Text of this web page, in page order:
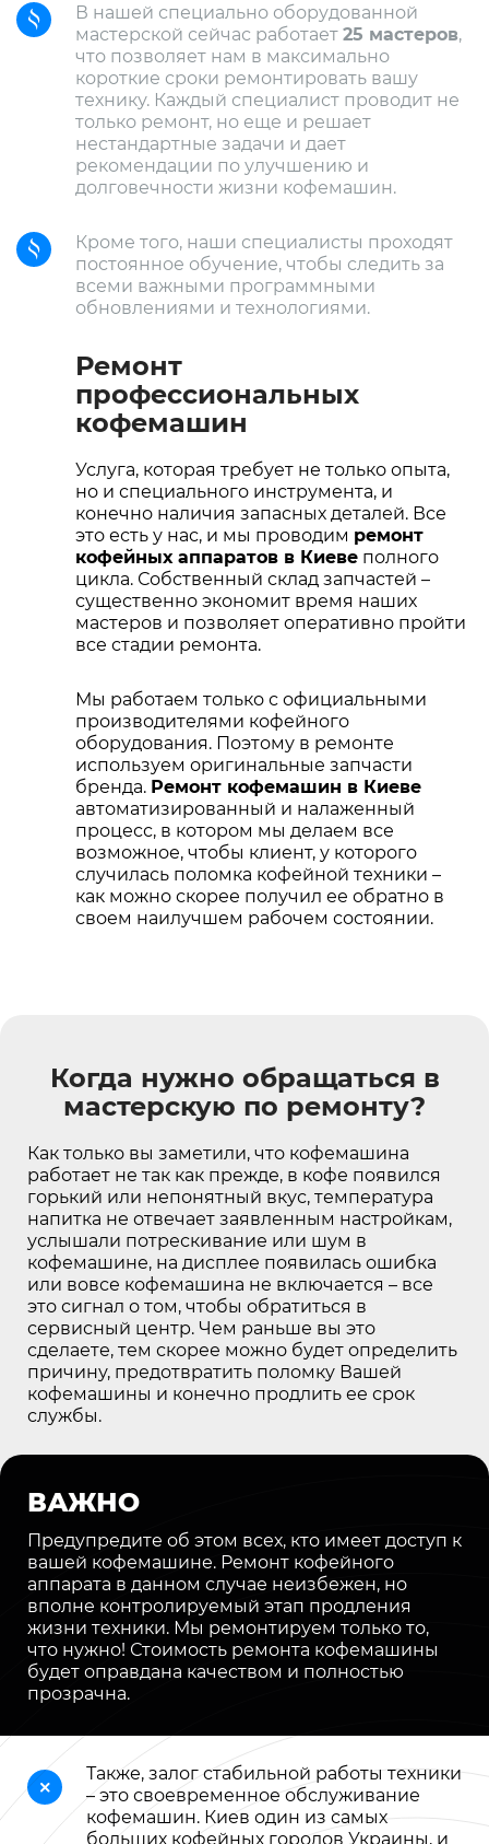
В нашей специально оборудованной
мастерской сейчас работает 25 мастеров,
что позволяет нам в максимально
короткие сроки ремонтировать вашу
технику. Каждый специалист проводит не
только ремонт, но еще и решает
нестандартные задачи и дает
рекомендации по улучшению и
долговечности жизни кофемашин.
Кроме того, наши специалисты проходят
постоянное обучение, чтобы следить за
всеми важными программными
обновлениями и технологиями.
Ремонт
профессиональных
кофемашин
Услуга, которая требует не только опыта,
но и специального инструмента, и
конечно наличия запасных деталей. Все
это есть у нас, и мы проводим ремонт
кофейных аппаратов в Киеве полного
цикла. Собственный склад запчастей –
существенно экономит время наших
мастеров и позволяет оперативно пройти
все стадии ремонта.
Мы работаем только с официальными
производителями кофейного
оборудования. Поэтому в ремонте
используем оригинальные запчасти
бренда. Ремонт кофемашин в Киеве
автоматизированный и налаженный
процесс, в котором мы делаем все
возможное, чтобы клиент, у которого
случилась поломка кофейной техники –
как можно скорее получил ее обратно в
своем наилучшем рабочем состоянии.
Когда нужно обращаться в
мастерскую по ремонту?
Как только вы заметили, что кофемашина
работает не так как прежде, в кофе появился
горький или непонятный вкус, температура
напитка не отвечает заявленным настройкам,
услышали потрескивание или шум в
кофемашине, на дисплее появилась ошибка
или вовсе кофемашина не включается – все
это сигнал о том, чтобы обратиться в
сервисный центр. Чем раньше вы это
сделаете, тем скорее можно будет определить
причину, предотвратить поломку Вашей
кофемашины и конечно продлить ее срок
службы.
ВАЖНО
Предупредите об этом всех, кто имеет доступ к
вашей кофемашине. Ремонт кофейного
аппарата в данном случае неизбежен, но
вполне контролируемый этап продления
жизни техники. Мы ремонтируем только то,
что нужно! Стоимость ремонта кофемашины
будет оправдана качеством и полностью
прозрачна.
Также, залог стабильной работы техники
– это своевременное обслуживание
кофемашин. Киев один из самых
больших кофейных городов Украины, и